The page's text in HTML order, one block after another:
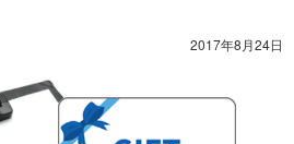
2017年8月24日